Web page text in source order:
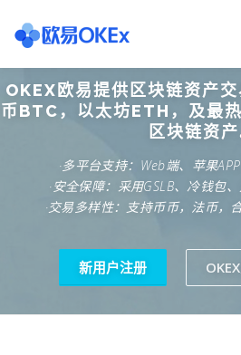
content
欧意交易所 关于欧意OKX
欧意团队 欧意APP资讯 易
OKEX欧易提供区块链资产
币BTC，以太坊ETH，及最
区块链资产
·多平台支持：Web端、苹果
·安全保障：采用GSLB、冷钱包
·交易多样性：支持币币，法币，
新用户注册